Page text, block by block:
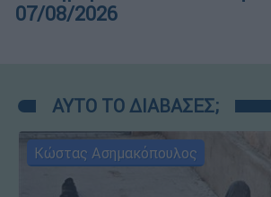
07/08/2026
ΑΥΤΟ ΤΟ ΔΙΑΒΑΣΕΣ;
Κώστας Ασημακόπουλος